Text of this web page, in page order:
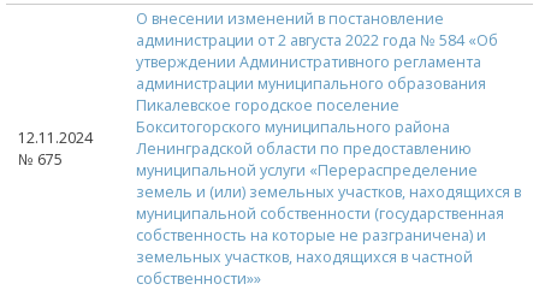
12.11.2024
№ 675
О внесении изменений в постановление
администрации от 2 августа 2022 года № 584 «Об
утверждении Административного регламента
администрации муниципального образования
Пикалевское городское поселение
Бокситогорского муниципального района
Ленинградской области по предоставлению
муниципальной услуги «Перераспределение
земель и (или) земельных участков, находящихся в
муниципальной собственности (государственная
собственность на которые не разграничена) и
земельных участков, находящихся в частной
собственности»»